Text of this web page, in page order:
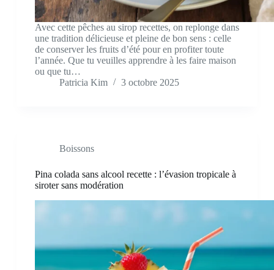
Avec cette pêches au sirop recettes, on replonge dans
une tradition délicieuse et pleine de bon sens : celle
de conserver les fruits d’été pour en profiter toute
l’année. Que tu veuilles apprendre à les faire maison
ou que tu…
Patricia Kim
3 octobre 2025
Boissons
Pina colada sans alcool recette : l’évasion tropicale à
siroter sans modération